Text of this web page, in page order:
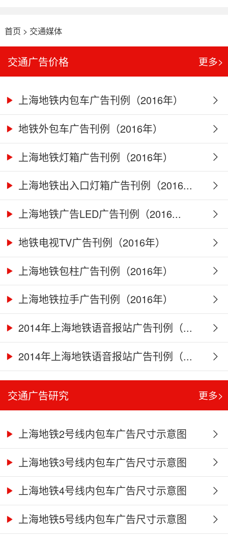
首页 > 交通媒体
交通广告价格 更多>
上海地铁内包车广告刊例（2016年）
地铁外包车广告刊例（2016年）
上海地铁灯箱广告刊例（2016年）
上海地铁出入口灯箱广告刊例（2016...
上海地铁广告LED广告刊例（2016...
地铁电视TV广告刊例（2016年）
上海地铁包柱广告刊例（2016年）
上海地铁拉手广告刊例（2016年）
2014年上海地铁语音报站广告刊例（...
2014年上海地铁语音报站广告刊例（...
交通广告研究 更多>
上海地铁2号线内包车广告尺寸示意图
上海地铁3号线内包车广告尺寸示意图
上海地铁4号线内包车广告尺寸示意图
上海地铁5号线内包车广告尺寸示意图